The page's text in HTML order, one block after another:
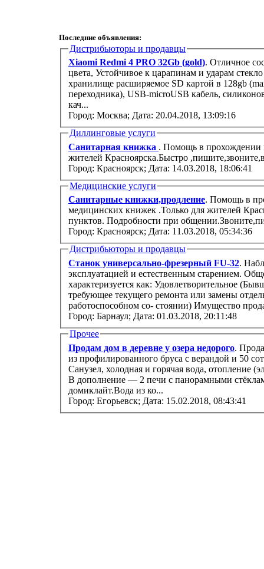
Последние объявления:
Дистрибьюторы и продавцы
Xiaomi Redmi 4 PRO 32Gb (gold). Отличное
цвета, Устойчивое к царапинам и ударам
хранилище расширяемое SD картой в 128gb
переходника), USB-microUSB кабель,
кач...
Город: Москва; Дата: 20.04.2018, 13:09:16
Диллинговые услуги
Санитарная книжка . Помощь в прохождении
жителей Красноярска.Быстро
Город: Красноярск; Дата: 14.03.2018, 18:06:41
Медицинские услуги
Санитарные книжки,продление. Помощь в
медицинских книжек .Только для жителей
пунктов. Подробности при
Город: Красноярск; Дата: 11.03.2018, 05:34:36
Дистрибьюторы и продавцы
Станок универсально-фрезерный FU-32.
эксплуатацией и естественным старением.
характеризуется как: Удовлетворительное
требующее текущего ремонта или замены
работоспособном со- стоянии)
Город: Барнаул; Дата: 01.03.2018, 20:11:48
Прочее
Продам дом в деревне у озера недорого.
из профилированного бруса с верандой и 50 соток ижс. Полный комфорт квартиры.
Санузел, холодная и горячая вода, отопление (электрические радиаторы), русская баня.
В дополнение — 2 печи с панорамными
домиклайт.Вода из ко...
Город: Егорьевск; Дата: 15.02.2018, 08:43:41